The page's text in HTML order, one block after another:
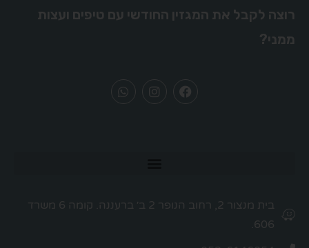
רוצה לקבל את המגזין החודשי עם טיפים ועצות
ממני?
בית מנצור 2, רחוב הנופר 2 ב׳ ברעננה. קומה 6 משרד
606.